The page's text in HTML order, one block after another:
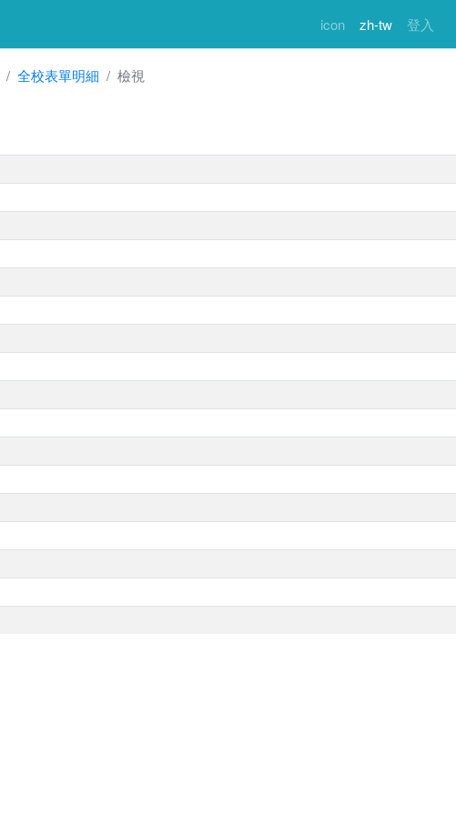
icon zh-tw 登入
全校表單明細 檢視